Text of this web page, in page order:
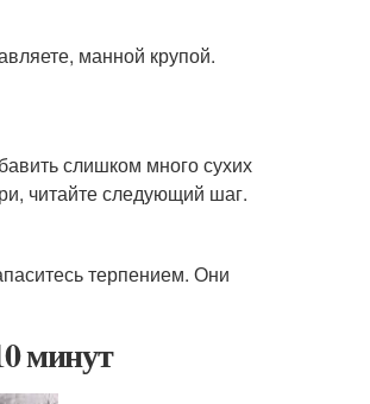
манной крупой.
слишком много сухих
читайте следующий шаг.
терпением. Они
минут